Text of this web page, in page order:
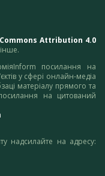
Attribution 4.0
посилання на
у сфері онлайн-медіа
матеріалу прямого та
на цитований
надсилайте на адресу: